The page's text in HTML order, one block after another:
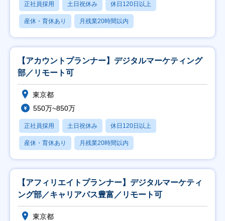
正社員採用 土日祝休み 休日120日以上
産休・育休あり 月残業20時間以内
【アカウントプランナー】デジタルマーケティング
部／リモート可
東京都
550万~850万
正社員採用 土日祝休み 休日120日以上
産休・育休あり 月残業20時間以内
【アフィリエイトプランナー】デジタルマーケティ
ング部／キャリアパス豊富／リモート可
東京都